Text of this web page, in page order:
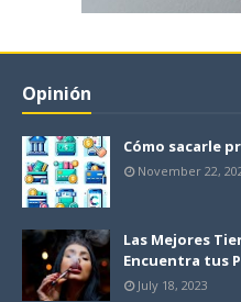
Opinión
Cómo sacarle
November 22,
Las Mejores
Encuentra tus
July 18, 2023